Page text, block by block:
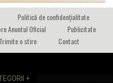
Politică de confidențialitate
Anuntul Oficial
Publicitate
Trimite o stire Contact
+